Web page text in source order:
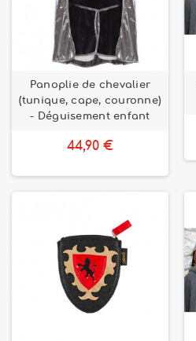
Panoplie de chevalier
(tunique, cape, couronne)
- Déguisement enfant
44,90 €